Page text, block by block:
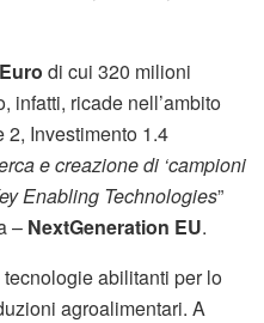
di cui 320 milioni
infatti, ricade nell’ambito
Investimento 1.4
e creazione di ‘campioni
Enabling Technologies”
– NextGeneration EU.
abilitanti per lo
agroalimentari. A